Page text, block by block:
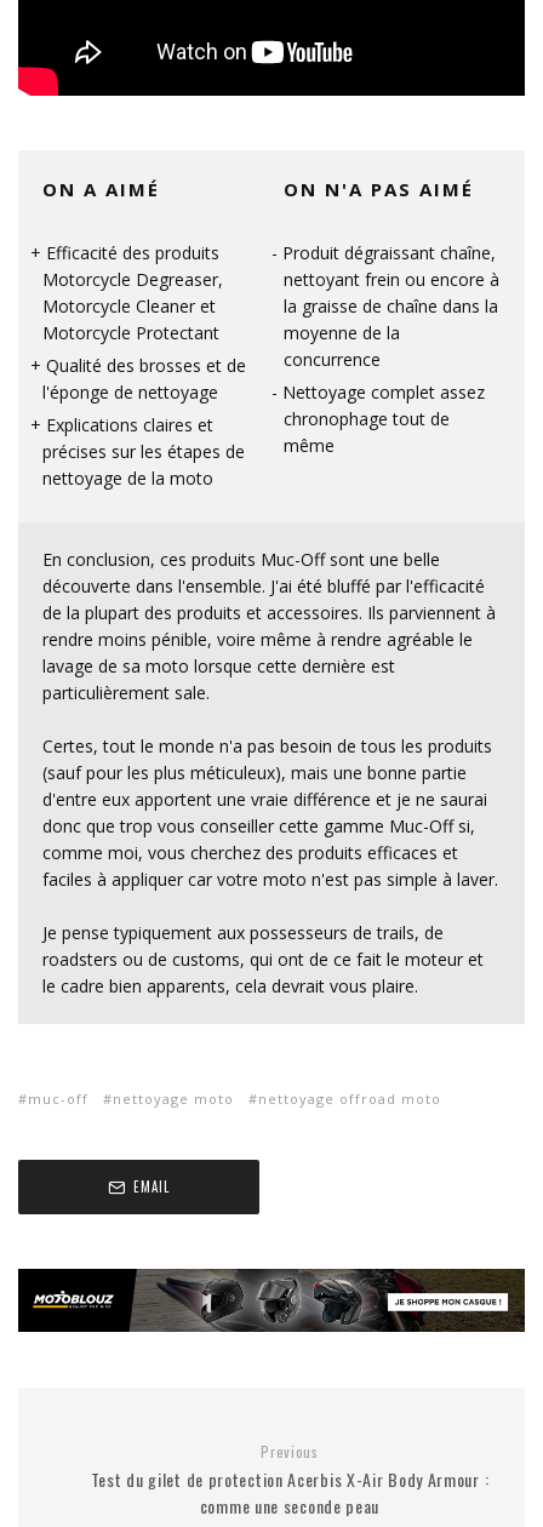
En conclusion, ces produits Muc-Off sont une belle
découverte dans l'ensemble. J'ai été bluffé par l'efficacité
de la plupart des produits et accessoires. Ils parviennent à
rendre moins pénible, voire même à rendre agréable le
lavage de sa moto lorsque cette dernière est
particulièrement sale.
Certes, tout le monde n'a pas besoin de tous les produits
(sauf pour les plus méticuleux), mais une bonne partie
d'entre eux apportent une vraie différence et je ne saurai
donc que trop vous conseiller cette gamme Muc-Off si,
comme moi, vous cherchez des produits efficaces et
faciles à appliquer car votre moto n'est pas simple à laver.
Je pense typiquement aux possesseurs de trails, de
roadsters ou de customs, qui ont de ce fait le moteur et
le cadre bien apparents, cela devrait vous plaire.
ON A AIMÉ
Efficacité des produits
Motorcycle Degreaser,
Motorcycle Cleaner et
Motorcycle Protectant
Qualité des brosses et de
l'éponge de nettoyage
Explications claires et
précises sur les étapes de
nettoyage de la moto
ON N'A PAS AIMÉ
Produit dégraissant chaîne,
nettoyant frein ou encore à
la graisse de chaîne dans la
moyenne de la
concurrence
Nettoyage complet assez
chronophage tout de
même
muc-off nettoyage moto nettoyage offroad moto
EMAIL
Previous
Test du gilet de protection Acerbis X-Air Body Armour :
comme une seconde peau